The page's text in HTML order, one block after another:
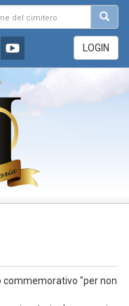
LOGIN
commemorativo "per non